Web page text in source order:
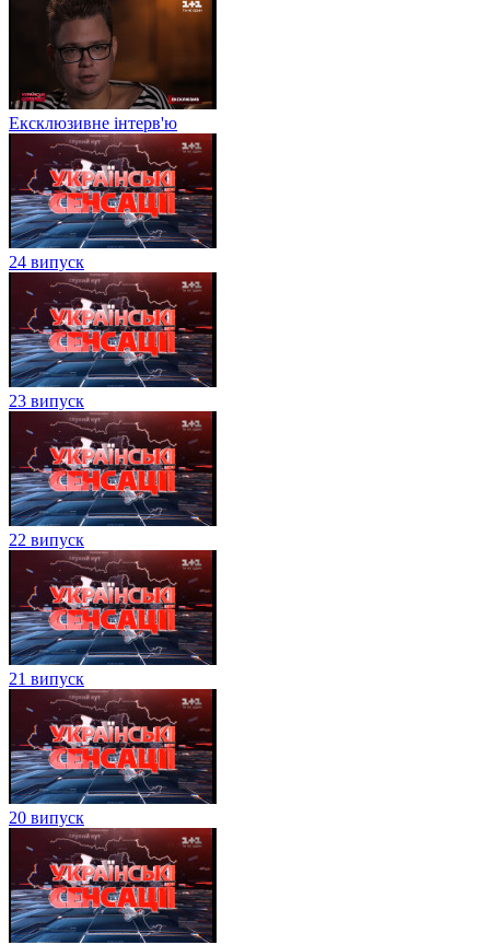
Ексклюзивне інтерв'ю
24 випуск
23 випуск
22 випуск
21 випуск
20 випуск